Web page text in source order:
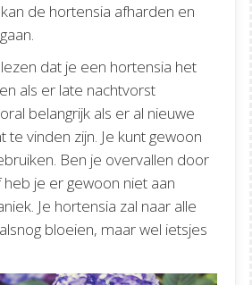
de hortensia afharden en
dat je een hortensia het
als er late nachtvorst
belangrijk als er al nieuwe
te vinden zijn. Je kunt gewoon
Ben je overvallen door
je er gewoon niet aan
Je hortensia zal naar alle
bloeien, maar wel ietsjes